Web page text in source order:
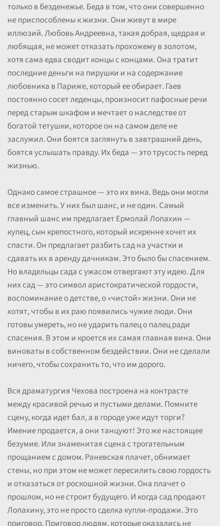
только в безденежье. Беда в том, что они совершенно
не приспособлены к жизни. Они живут в мире
иллюзий. Любовь Андреевна, такая добрая, щедрая и
любящая, не может отказать прохожему в золотом,
хотя сама едва сводит концы с концами. Она тратит
последние деньги на пирушки и на содержание
любовника в Париже, который ее обирает. Гаев
постоянно сосет леденцы, произносит пафосные речи
перед старым шкафом и мечтает о наследстве от
богатой тетушки, которое он на самом деле не
заслужил. Они боятся заглянуть в завтрашний день,
боятся услышать правду. Их беда — это трусость перед
жизнью.
Однако самое страшное — это их вина. Ведь они могли
все изменить. У них был шанс, и не один. Самый
главный шанс им предлагает Ермолай Лопахин —
купец, сын крепостного, который искренне хочет их
спасти. Он предлагает разбить сад на участки и
сдавать их в аренду дачникам. Это было бы спасением.
Но владельцы сада с ужасом отвергают эту идею. Для
них сад — это символ аристократической гордости,
воспоминание о детстве, о «чистой» жизни. Они не
хотят, чтобы в их раю появились чужие люди. Они
готовы умереть, но не ударить палец о палец ради
спасения. В этом и кроется их самая главная вина. Они
виноваты в собственном бездействии. Они не сделали
ничего, чтобы сохранить то, что им дорого.
Вся драматургия Чехова построена на контрасте
между красивой речью и пустыми делами. Помните
сцену, когда идет бал, а в городе уже идут торги?
Имение продается, а они танцуют! Это же настоящее
безумие. Или знаменитая сцена с трогательным
прощанием с домом. Раневская плачет, обнимает
стены, но при этом не может пересилить свою гордость
и отказаться от роскошной жизни. Она плачет о
прошлом, но не строит будущего. И когда сад продают
Лопахину, это не просто сделка купли-продажи. Это
приговор. Приговор людям, которые оказались не